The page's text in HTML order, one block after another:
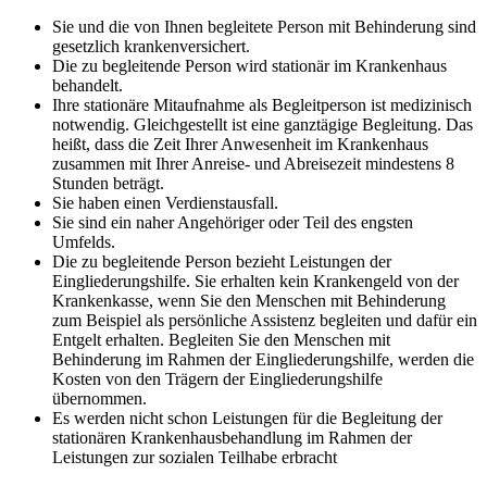
Sie und die von Ihnen begleitete Person mit Behinderung sind
gesetzlich krankenversichert.
Die zu begleitende Person wird stationär im Krankenhaus
behandelt.
Ihre stationäre Mitaufnahme als Begleitperson ist medizinisch
notwendig. Gleichgestellt ist eine ganztägige Begleitung. Das
heißt, dass die Zeit Ihrer Anwesenheit im Krankenhaus
zusammen mit Ihrer Anreise- und Abreisezeit mindestens 8
Stunden beträgt.
Sie haben einen Verdienstausfall.
Sie sind ein naher Angehöriger oder Teil des engsten
Umfelds.
Die zu begleitende Person bezieht Leistungen der
Eingliederungshilfe. Sie erhalten kein Krankengeld von der
Krankenkasse, wenn Sie den Menschen mit Behinderung
zum Beispiel als persönliche Assistenz begleiten und dafür ein
Entgelt erhalten. Begleiten Sie den Menschen mit
Behinderung im Rahmen der Eingliederungshilfe, werden die
Kosten von den Trägern der Eingliederungshilfe
übernommen.
Es werden nicht schon Leistungen für die Begleitung der
stationären Krankenhausbehandlung im Rahmen der
Leistungen zur sozialen Teilhabe erbracht